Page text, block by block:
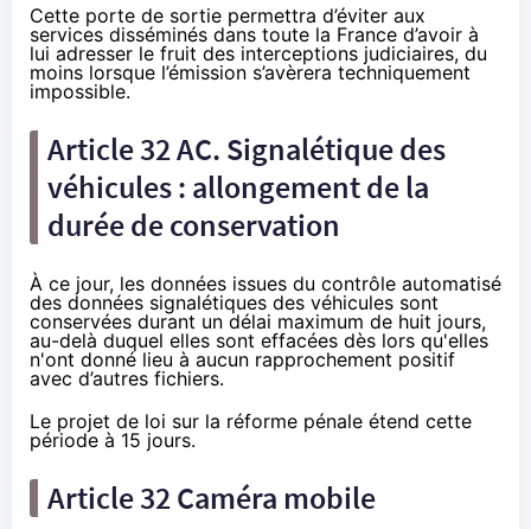
Cette porte de sortie permettra d’éviter aux
services disséminés dans toute la France d’avoir à
lui adresser le fruit des interceptions judiciaires, du
moins lorsque l’émission s’avèrera techniquement
impossible.
Article 32 AC. Signalétique des
véhicules : allongement de la
durée de conservation
À ce jour, les données issues du contrôle automatisé
des données signalétiques des véhicules sont
conservées durant un délai maximum de huit jours,
au-delà duquel elles sont effacées dès lors qu'elles
n'ont donné lieu à aucun rapprochement positif
avec d’autres fichiers.
Le projet de loi sur la réforme pénale étend cette
période à 15 jours.
Article 32 Caméra mobile